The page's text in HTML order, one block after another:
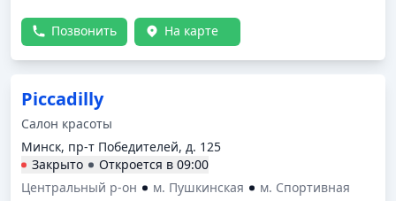
Позвонить На карте
Piccadilly
Салон красоты
Минск, пр-т Победителей, д. 125
Закрыто
Откроется в 09:00
Центральный р-он
м. Пушкинская
м. Спортивная